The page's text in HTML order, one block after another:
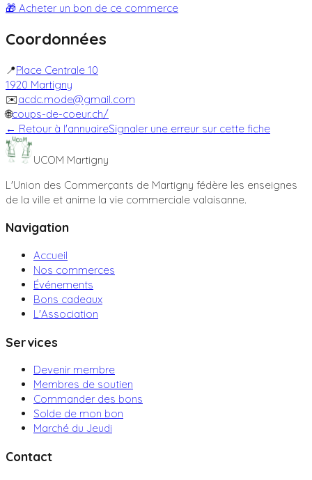
🎁 Acheter un bon de ce commerce
Coordonnées
📍Place Centrale 10
1920 Martigny
✉️acdc.mode@gmail.com
🌐coups-de-coeur.ch/
← Retour à l'annuaireSignaler une erreur sur cette fiche
UCOM Martigny
L'Union des Commerçants de Martigny fédère les enseignes
de la ville et anime la vie commerciale valaisanne.
Navigation
Accueil
Nos commerces
Événements
Bons cadeaux
L'Association
Services
Devenir membre
Membres de soutien
Commander des bons
Solde de mon bon
Marché du Jeudi
Contact